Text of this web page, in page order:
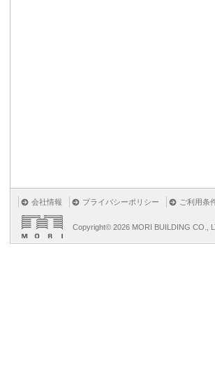
会社情報 プライバシーポリシー ご利用条
Copyright© 2026 MORI BUILDING CO.,